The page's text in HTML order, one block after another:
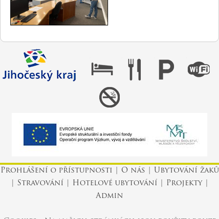
Prohlášení o přístupnosti O nás
Ubytování žaků
Stravování Hotelové ubytování Projekty|
Admin